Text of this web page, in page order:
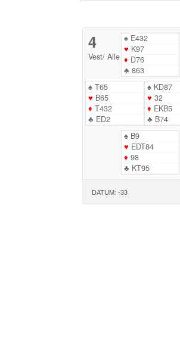
4
Vest/Alle
♠E432
♥ K97
♦ D76
♣ 863
♠ T65
♥ B65
♦ T432
♣ ED2
♠KD87
♥ 32
♦ EKB5
♣ B74
♠B9
♥ EDT84
♦ 98
♣ KT95
DATUM: -33